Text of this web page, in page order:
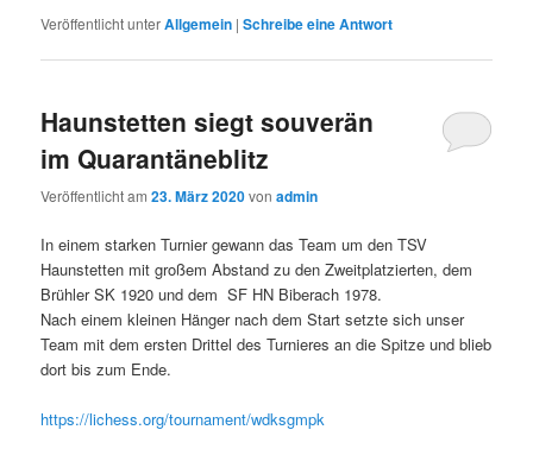
Veröffentlicht unterAllgemein |Schreibe eine Antwort
Haunstetten siegt souverän
im Quarantäneblitz
Veröffentlicht am23. März 2020vonadmin
In einem starken Turnier gewann das Team um den TSV
Haunstetten mit großem Abstand zu den Zweitplatzierten, dem
Brühler SK 1920 und dem SF HN Biberach 1978.
Nach einem kleinen Hänger nach dem Start setzte sich unser
Team mit dem ersten Drittel des Turnieres an die Spitze und blieb
dort bis zum Ende.
https://lichess.org/tournament/wdksgmpk